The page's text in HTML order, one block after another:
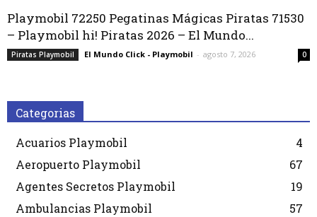
Playmobil 72250 Pegatinas Mágicas Piratas 71530
– Playmobil hi! Piratas 2026 – El Mundo...
Piratas Playmobil El Mundo Click - Playmobil - agosto 7, 2026 0
Categorias
Acuarios Playmobil
4
Aeropuerto Playmobil
67
Agentes Secretos Playmobil
19
Ambulancias Playmobil
57